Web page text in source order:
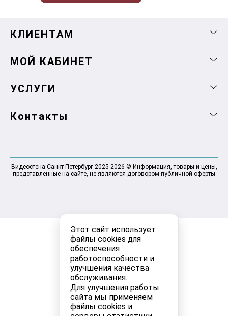
Этот сайт использует
файлы cookies для
обеспечения
работоспособности и
улучшения качества
обслуживания.
Для улучшения работы
сайта мы применяем
файлы cookies и
КЛИЕНТАМ
МОЙ КАБИНЕТ
УСЛУГИ
Контакты
Видеостена Санкт-Петербург 2025-2026 © Информация, товары и цены,
представленные на сайте, не являются договором публичной оферты